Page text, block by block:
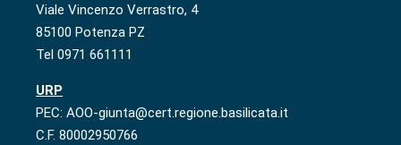
Viale Vincenzo Verrastro, 4
85100 Potenza PZ
Tel 0971 661111
URP
PEC: AOO-giunta@cert.regione.basilicata.it
C.F. 80002950766